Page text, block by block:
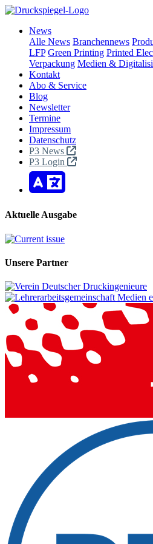
News
Alle News Branchennews
LFP Green Printing Printed
Verpackung Medien &
Kontakt
Abo & Service
Blog
Newsletter
Termine
Impressum
Datenschutz
P3 News
P3 Login
Aktuelle Ausgabe
Unsere Partner